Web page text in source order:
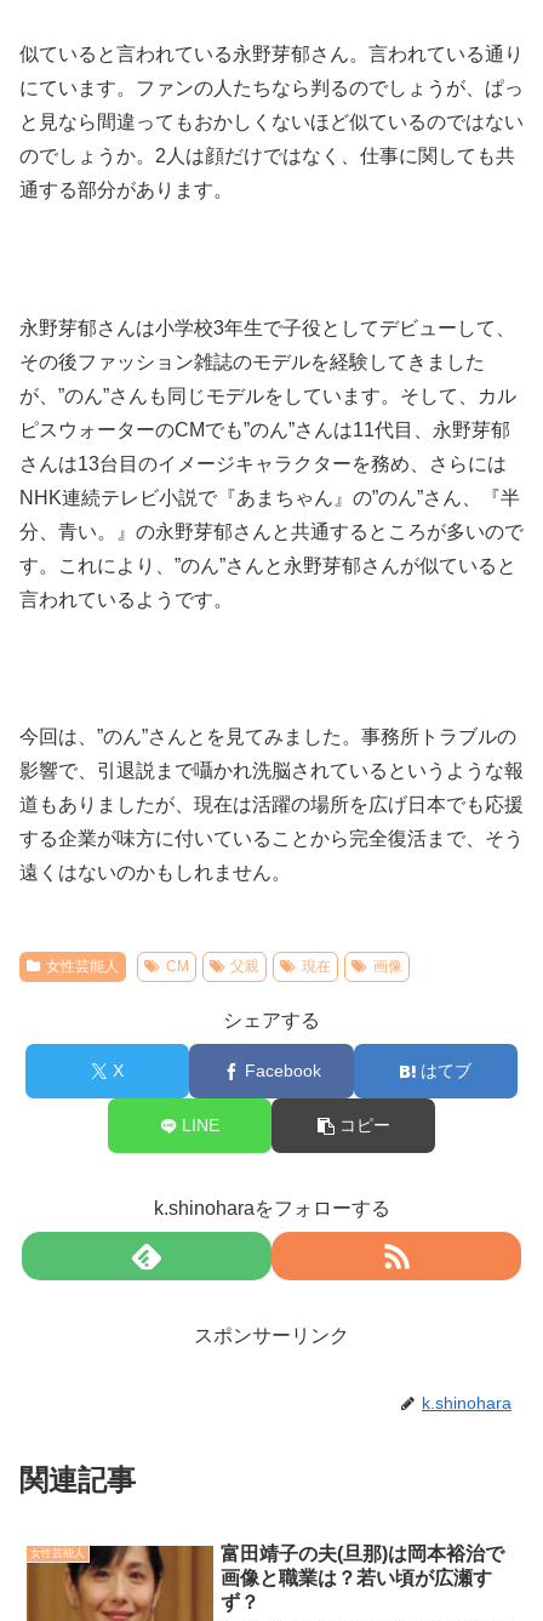
似ていると言われている永野芽郁さん。言われている通り
にています。ファンの人たちなら判るのでしょうが、ぱっ
と見なら間違ってもおかしくないほど似ているのではない
のでしょうか。2人は顔だけではなく、仕事に関しても共
通する部分があります。
永野芽郁さんは小学校3年生で子役としてデビューして、
その後ファッション雑誌のモデルを経験してきました
が、”のん”さんも同じモデルをしています。そして、カル
ピスウォーターのCMでも”のん”さんは11代目、永野芽郁
さんは13台目のイメージキャラクターを務め、さらには
NHK連続テレビ小説で『あまちゃん』の”のん”さん、『半
分、青い。』の永野芽郁さんと共通するところが多いので
す。これにより、”のん”さんと永野芽郁さんが似ていると
言われているようです。
今回は、”のん”さんとを見てみました。事務所トラブルの
影響で、引退説まで囁かれ洗脳されているというような報
道もありましたが、現在は活躍の場所を広げ日本でも応援
する企業が味方に付いていることから完全復活まで、そう
遠くはないのかもしれません。
女性芸能人 CM 父親 現在 画像
シェアする
X Facebook はてブ
LINE コピー
k.shinoharaをフォローする
スポンサーリンク
k.shinohara
関連記事
女性芸能人
富田靖子の夫(旦那)は岡本裕治で
画像と職業は？若い頃が広瀬す
ず？